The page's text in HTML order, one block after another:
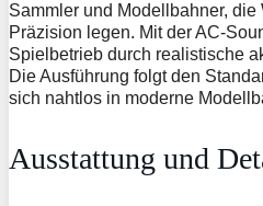
Sammler und Modellbahner, die
Präzision legen. Mit der AC-
Spielbetrieb durch realistische
Die Ausführung folgt den
sich nahtlos in moderne
Ausstattung und